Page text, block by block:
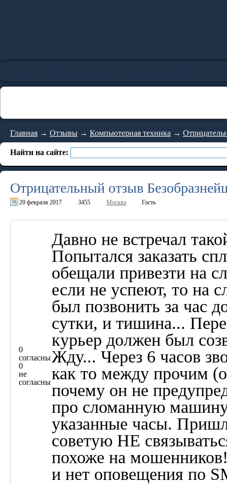
Главная → Отзывы → Компьютерная техника →
Найти на сайте:
Отрицательный отзыв
20 февраля 2017 3455 Москва Гость
0
согласны
0
не
согласны
Давно не встречал
Попытался заказать
обещали привезти на
если не успеют, то на
был позвонить за час
сутки, и тишина...
курьер должен был
Жду... Через 6 часов
как то между прочим
почему он не
про сломанную
указанные часы.
советую НЕ
похоже на мошенников!
и нет оповещения по